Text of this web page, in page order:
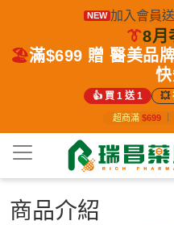
NEW 加入會員
👔8月
🏖️滿$699 贈 醫美品
👍 買 1 送 1 💥
超商滿 $699
商品介紹